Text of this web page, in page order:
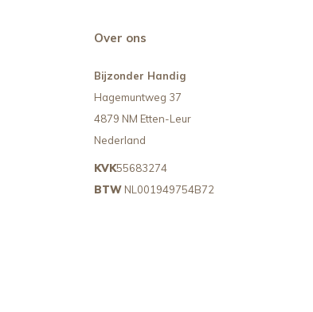
Over ons
Bijzonder Handig
Hagemuntweg 37
4879 NM Etten-Leur
Nederland
KVK55683274
BTW NL001949754B72